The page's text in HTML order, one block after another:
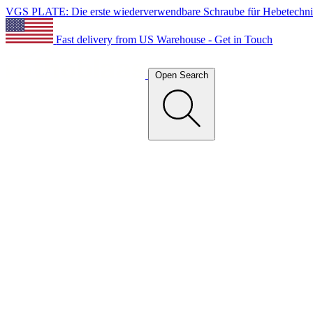
VGS PLATE: Die erste wiederverwendbare Schraube für
Fast delivery from US Warehouse - Get in Touch
Open Search